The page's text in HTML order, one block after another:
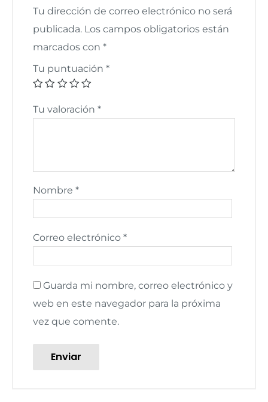
Tu dirección de correo electrónico no será
publicada. Los campos obligatorios están
marcados con *
Tu puntuación *
Tu valoración *
Nombre *
Correo electrónico *
Guarda mi nombre, correo electrónico y
web en este navegador para la próxima
vez que comente.